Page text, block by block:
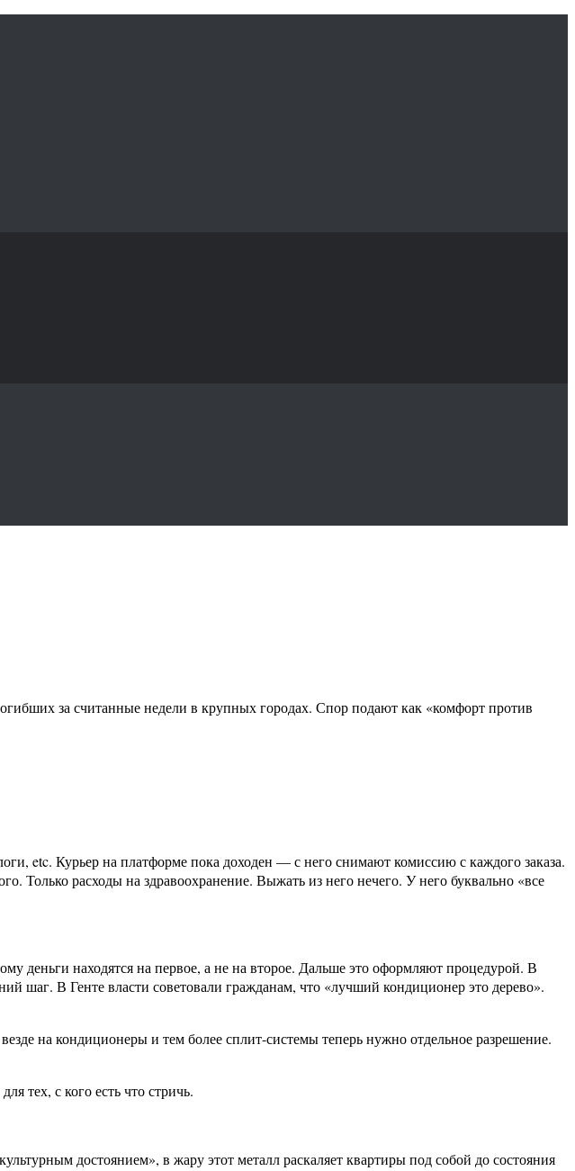
за считанные недели в крупных городах. Спор подают как «комфорт против
etc. Курьер на платформе пока доходен — с него снимают комиссию с каждого заказа.
Только расходы на здравоохранение. Выжать из него нечего. У него буквально «все
деньги находятся на первое, а не на второе. Дальше это оформляют процедурой. В
шаг. В Генте власти советовали гражданам, что «лучший кондиционер это дерево».
на кондиционеры и тем более сплит-системы теперь нужно отдельное разрешение.
тех, с кого есть что стричь.
достоянием», в жару этот металл раскаляет квартиры под собой до состояния